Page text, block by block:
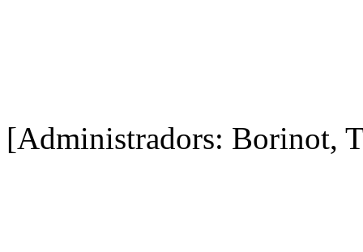
[Administradors: Borinot,